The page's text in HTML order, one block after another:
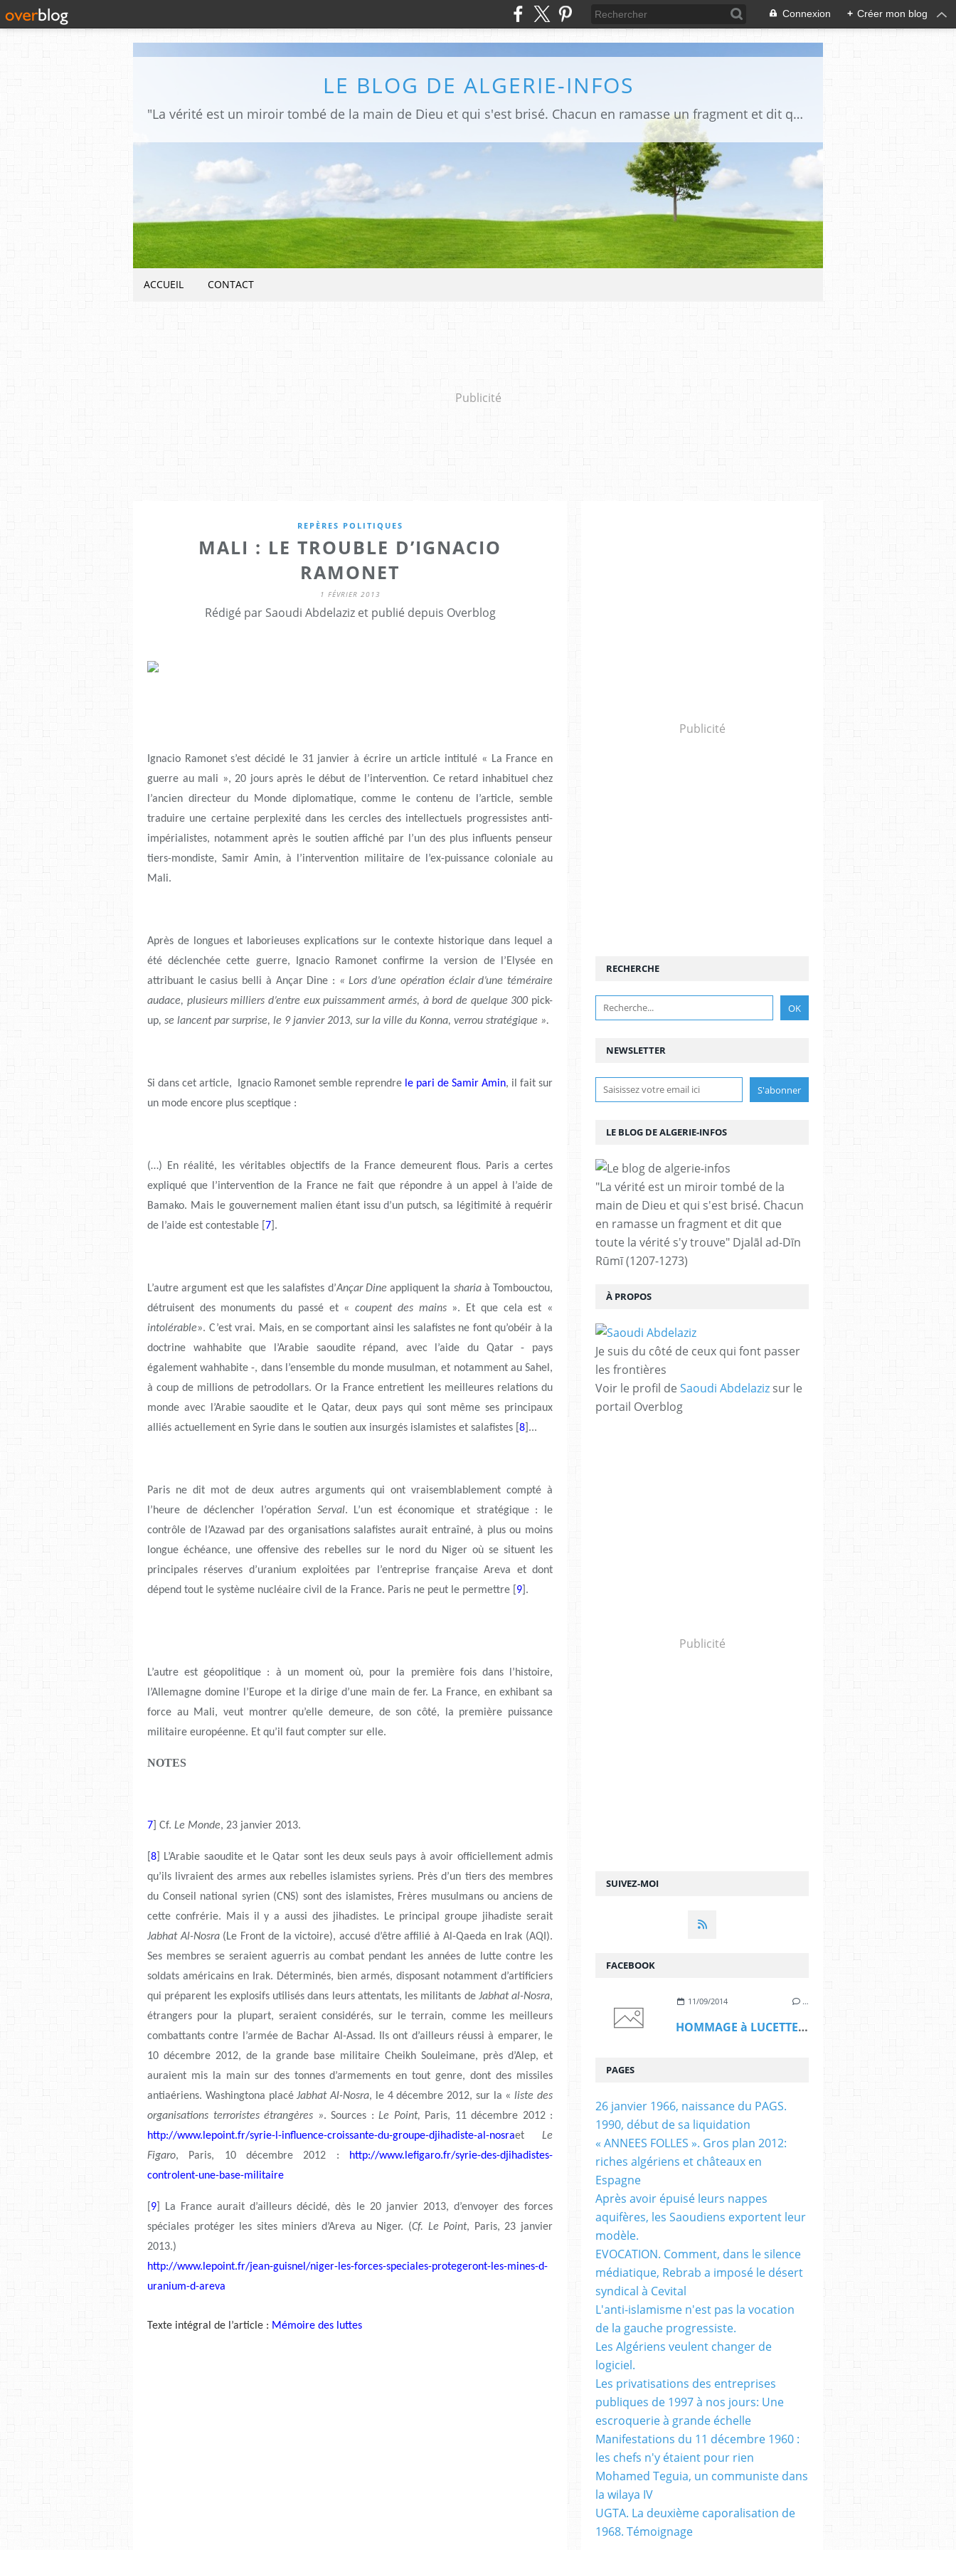
Connexion + Créer mon blog
LE BLOG DE ALGERIE-INFOS
"La vérité est un miroir tombé de la main de Dieu et qui s'est brisé. Chacun en ramasse un fragment et dit que toute la vérité s'y trouve" Djalāl ad-Dīn Rūmī (1207-1273)
ACCUEIL CONTACT
Publicité
REPÈRES POLITIQUES
MALI : LE TROUBLE D’IGNACIO
RAMONET
1 FÉVRIER 2013
Rédigé par Saoudi Abdelaziz et publié depuis Overblog
Ignacio Ramonet s’est décidé le 31 janvier à écrire un article intitulé « La France en
guerre au mali », 20 jours après le début de l’intervention. Ce retard inhabituel chez
l’ancien directeur du Monde diplomatique, comme le contenu de l’article, semble
traduire une certaine perplexité dans les cercles des intellectuels progressistes anti-
impérialistes, notamment après le soutien affiché par l’un des plus influents penseur
tiers-mondiste, Samir Amin, à l’intervention militaire de l’ex-puissance coloniale au
Mali.
Après de longues et laborieuses explications sur le contexte historique dans lequel a
été déclenchée cette guerre, Ignacio Ramonet confirme la version de l’Elysée en
attribuant le casius belli à Ançar Dine : « Lors d’une opération éclair d’une téméraire
audace, plusieurs milliers d’entre eux puissamment armés, à bord de quelque 300 pick-
up, se lancent par surprise, le 9 janvier 2013, sur la ville du Konna, verrou stratégique ».
Si dans cet article, Ignacio Ramonet semble reprendre le pari de Samir Amin, il fait sur
un mode encore plus sceptique :
(…) En réalité, les véritables objectifs de la France demeurent flous. Paris a certes
expliqué que l’intervention de la France ne fait que répondre à un appel à l’aide de
Bamako. Mais le gouvernement malien étant issu d’un putsch, sa légitimité à requérir
de l’aide est contestable [ 7 ].
L’autre argument est que les salafistes d’Ançar Dine appliquent la shariaà Tombouctou,
détruisent des monuments du passé et «coupent des mains». Et que cela est «
intolérable». C’est vrai. Mais, en se comportant ainsi les salafistes ne font qu’obéir à la
doctrine wahhabite que l’Arabie saoudite répand, avec l’aide du Qatar - pays
également wahhabite -, dans l’ensemble du monde musulman, et notamment au Sahel,
à coup de millions de petrodollars. Or la France entretient les meilleures relations du
monde avec l’Arabie saoudite et le Qatar, deux pays qui sont même ses principaux
alliés actuellement en Syrie dans le soutien aux insurgés islamistes et salafistes [ 8 ]...
Paris ne dit mot de deux autres arguments qui ont vraisemblablement compté à
l’heure de déclencher l’opération Serval. L’un est économique et stratégique : le
contrôle de l’Azawad par des organisations salafistes aurait entraîné, à plus ou moins
longue échéance, une offensive des rebelles sur le nord du Niger où se situent les
principales réserves d’uranium exploitées par l’entreprise française Areva et dont
dépend tout le système nucléaire civil de la France. Paris ne peut le permettre [ 9 ].
L’autre est géopolitique : à un moment où, pour la première fois dans l’histoire,
l’Allemagne domine l’Europe et la dirige d’une main de fer. La France, en exhibant sa
force au Mali, veut montrer qu’elle demeure, de son côté, la première puissance
militaire européenne. Et qu’il faut compter sur elle.
NOTES
7 ] Cf. Le Monde, 23 janvier 2013.
8 ] L’Arabie saoudite et le Qatar sont les deux seuls pays à avoir officiellement admis
qu’ils livraient des armes aux rebelles islamistes syriens. Près d’un tiers des membres
du Conseil national syrien (CNS) sont des islamistes, Frères musulmans ou anciens de
cette confrérie. Mais il y a aussi des jihadistes. Le principal groupe jihadiste serait
Jabhat Al-Nosra(Le Front de la victoire), accusé d’être affilié à Al-Qaeda en Irak (AQI).
Ses membres se seraient aguerris au combat pendant les années de lutte contre les
soldats américains en Irak. Déterminés, bien armés, disposant notamment d’artificiers
qui préparent les explosifs utilisés dans leurs attentats, les militants de Jabhat al-Nosra,
étrangers pour la plupart, seraient considérés, sur le terrain, comme les meilleurs
combattants contre l’armée de Bachar Al-Assad. Ils ont d’ailleurs réussi à emparer, le
10 décembre 2012, de la grande base militaire Cheikh Souleimane, près d’Alep, et
auraient mis la main sur des tonnes d’armements en tout genre, dont des missiles
antiaériens. Washingtona placéJabhat Al-Nosra, le 4 décembre 2012, sur la «liste des
organisations terroristes étrangères ». Sources : Le Point, Paris, 11 décembre 2012 :
http://www.lepoint.fr/syrie-l-influence-croissante-du-groupe-djihadiste-al-nosraet Le
Figaro, Paris, 10 décembre 2012 :
http://www.lefigaro.fr/syrie-des-djihadistes-
controlent-une-base-militaire
9 ] La France aurait d’ailleurs décidé, dès le 20 janvier 2013, d’envoyer des forces
spéciales protéger les sites miniers d’Areva au Niger. (Cf. Le Point, Paris, 23 janvier
2013.)
http://www.lepoint.fr/jean-guisnel/niger-les-forces-speciales-protegeront-les-mines-d-
uranium-d-areva
Texte intégral de l’article : Mémoire des luttes
Publicité
NEWSLETTER
SUIVEZ-MOI
RECHERCHE
LE BLOG DE ALGERIE-INFOS
"La vérité est un miroir tombé de la
main de Dieu et qui s'est brisé. Chacun
en ramasse un fragment et dit que
toute la vérité s'y trouve" Djalāl ad-Dīn
Rūmī (1207-1273)
À PROPOS
Je suis du côté de ceux qui font passer
les frontières
Voir le profil de Saoudi Abdelaziz sur le
portail Overblog
Publicité
FACEBOOK
11/09/2014 …
HOMMAGE à LUCETTE HADJ ALI
PAGES
26 janvier 1966, naissance du PAGS.
1990, début de sa liquidation
« ANNEES FOLLES ». Gros plan 2012:
riches algériens et châteaux en
Espagne
Après avoir épuisé leurs nappes
aquifères, les Saoudiens exportent leur
modèle.
EVOCATION. Comment, dans le silence
médiatique, Rebrab a imposé le désert
syndical à Cevital
L'anti-islamisme n'est pas la vocation
de la gauche progressiste.
Les Algériens veulent changer de
logiciel.
Les privatisations des entreprises
publiques de 1997 à nos jours: Une
escroquerie à grande échelle
Manifestations du 11 décembre 1960 :
les chefs n'y étaient pour rien
Mohamed Teguia, un communiste dans
la wilaya IV
UGTA. La deuxième caporalisation de
1968. Témoignage